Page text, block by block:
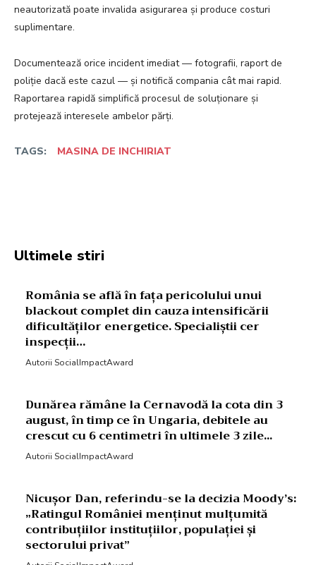
neautorizată poate invalida asigurarea și produce costuri
suplimentare.
Documentează orice incident imediat — fotografii, raport de
poliție dacă este cazul — și notifică compania cât mai rapid.
Raportarea rapidă simplifică procesul de soluționare și
protejează interesele ambelor părți.
TAGS: MASINA DE INCHIRIAT
Ultimele stiri
România se află în fața pericolului unui
blackout complet din cauza intensificării
dificultăților energetice. Specialiștii cer
inspecții…
Autorii SocialImpactAward
Dunărea rămâne la Cernavodă la cota din 3
august, în timp ce în Ungaria, debitele au
crescut cu 6 centimetri în ultimele 3 zile...
Autorii SocialImpactAward
Nicușor Dan, referindu-se la decizia Moody’s:
„Ratingul României menținut mulțumită
contribuțiilor instituțiilor, populației și
sectorului privat”